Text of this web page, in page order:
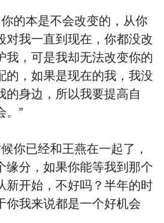
的本是不会改变的，从你
对我一直到现在，你都没改
我，可是我却无法改变你的
的，如果是现在的我，我没
的⾝边，所以我要提⾼自
。”
你已经和王燕在一起了，
缘分，如果你能等我到那个
新开始，不好吗？半年的时
你我来说都是一个好机会